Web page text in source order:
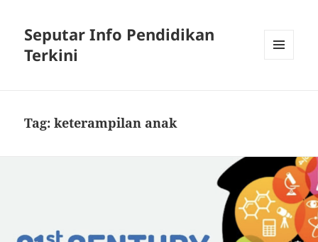
Seputar Info Pendidikan
Terkini
Tag:keterampilan anak